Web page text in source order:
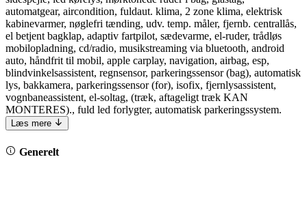
automatgear, aircondition, fuldaut. klima, 2 zone klima, elektrisk
kabinevarmer, nøglefri tænding, udv. temp. måler, fjernb. centrallås,
el betjent bagklap, adaptiv fartpilot, sædevarme, el-ruder, trådløs
mobilopladning, cd/radio, musikstreaming via bluetooth, android
auto, håndfrit til mobil, apple carplay, navigation, airbag, esp,
blindvinkelsassistent, regnsensor, parkeringssensor (bag), automatisk
lys, bakkamera, parkeringssensor (for), isofix, fjernlysassistent,
vognbaneassistent, el-soltag, (træk, aftageligt træk KAN
MONTERES)., fuld led forlygter, automatisk parkeringssystem.
Læs mere
Generelt